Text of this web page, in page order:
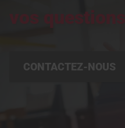
vos questions !
CONTACTEZ-NOUS